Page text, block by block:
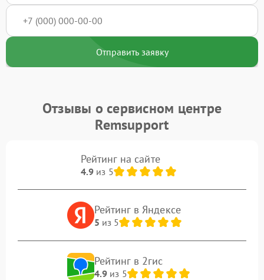
Отправить заявку
Отзывы о сервисном центре
Remsupport
Рейтинг на сайте
4.9из 5
Рейтинг в Яндексе
5 из 5
Рейтинг в 2гис
4.9из 5